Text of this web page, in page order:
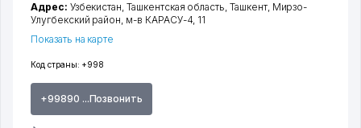
Код страны: +998
+99890 ...Позвонить
Адрес: Узбекистан,Ташкентская область,Ташкент, Мирзо-
Улугбекский район, м-в КАРАСУ-4, 11
Показать на карте